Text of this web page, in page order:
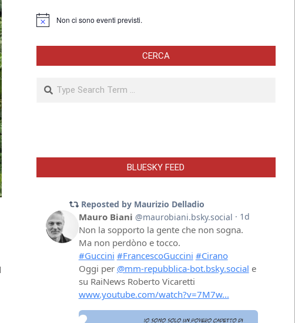
Notice Non ci sono eventi previsti.
CERCA
Search
BLUESKY FEED